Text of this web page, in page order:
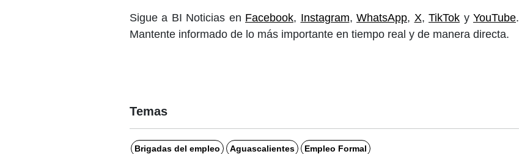
Sigue a BI Noticias en Facebook, Instagram, WhatsApp, X, TikTok y YouTube.
Mantente informado de lo más importante en tiempo real y de manera directa.
Temas
Brigadas del empleo Aguascalientes Empleo Formal